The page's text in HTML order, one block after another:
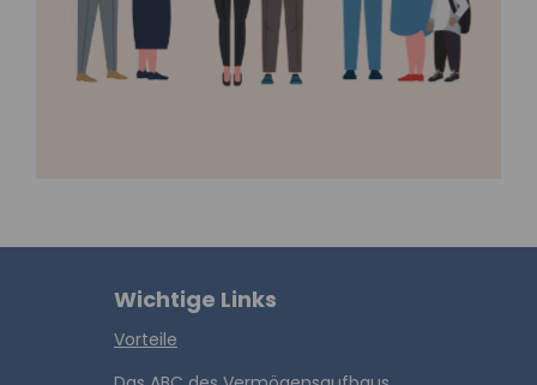
Wichtige Links
Vorteile